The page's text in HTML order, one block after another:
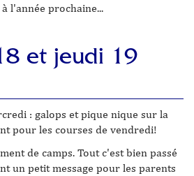
l'année prochaine...
et jeudi 19
: galops et pique nique sur la
pour les courses de vendredi!
de camps. Tout c'est bien passé
un petit message pour les parents